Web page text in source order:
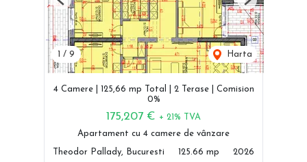
/ 9 Harta
Previous Next
4 Camere | 125,66 mp Total | 2 Terase | Comision
0%
175,207 € + 21% TVA
Apartament cu 4 camere de vânzare
Theodor Pallady, Bucuresti 125.66 mp 2026